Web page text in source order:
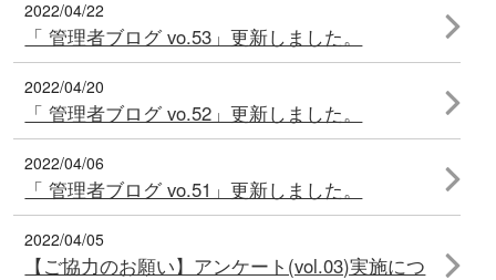
2022/04/22
「 管理者ブログ vo.53」更新しました。
2022/04/20
「 管理者ブログ vo.52」更新しました。
2022/04/06
「 管理者ブログ vo.51」更新しました。
2022/04/05
【ご協力のお願い】アンケート(vol.03)実施につ